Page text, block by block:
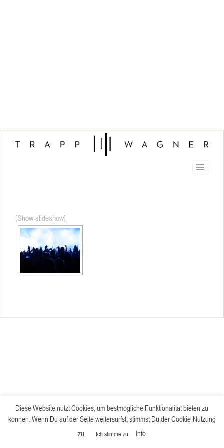
[Show slideshow]
Diese Website nutzt Cookies, um bestmögliche Funktionalität bieten zu
können. Wenn Du auf der Seite weitersurfst, stimmst Du der Cookie-Nutzung
zu.
Ich stimme zu Info